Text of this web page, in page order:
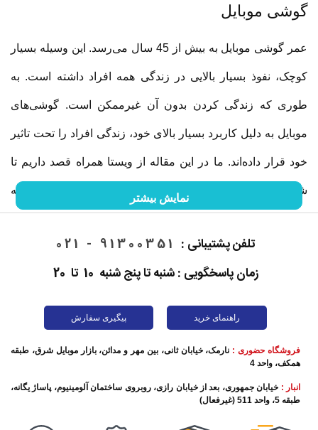
گوشی موبایل
عمر گوشی موبایل به بیش از 45 سال می‌رسد. این وسیله بسیار
کوچک، نفوذ بسیار بالایی در زندگی همه افراد داشته است. به
طوری که زندگی کردن بدون آن غیرممکن است. گوشی‌های
موبایل به دلیل کاربرد بسیار بالای خود، زندگی افراد را تحت تاثیر
خود قرار داده‌اند. ما در این مقاله از ویستا همراه قصد داریم تا
شما را با گوشی موبایل و خصوصیات آن آشنا کنیم. ما را در ادامه
نمایش بیشتر
تلفن پشتیبانی : 91300351 - 021
زمان پاسخگویی : شنبه تا پنج شنبه 10 تا 20
راهنمای خرید پیگیری سفارش
فروشگاه حضوری : نارمک، خیابان ثانی، بین مهر و مدائن، بازار موبایل شرق، طبقه
همکف، واحد 4
انبار : خیابان جمهوری، بعد از خیابان رازی، روبروی ساختمان آلومینیوم، پاساژ یگانه،
طبقه 5، واحد 511 (غیرفعال)